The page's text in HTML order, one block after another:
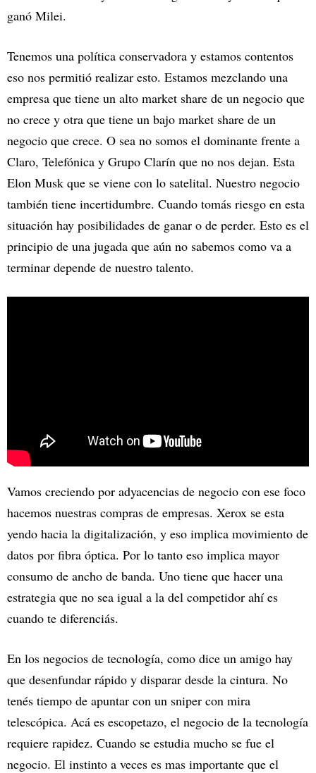
ganó Milei.
Tenemos una política conservadora y estamos contentos
eso nos permitió realizar esto. Estamos mezclando una
empresa que tiene un alto market share de un negocio que
no crece y otra que tiene un bajo market share de un
negocio que crece. O sea no somos el dominante frente a
Claro, Telefónica y Grupo Clarín que no nos dejan. Esta
Elon Musk que se viene con lo satelital. Nuestro negocio
también tiene incertidumbre. Cuando tomás riesgo en esta
situación hay posibilidades de ganar o de perder. Esto es el
principio de una jugada que aún no sabemos como va a
terminar depende de nuestro talento.
Vamos creciendo por adyacencias de negocio con ese foco
hacemos nuestras compras de empresas. Xerox se esta
yendo hacia la digitalización, y eso implica movimiento de
datos por fibra óptica. Por lo tanto eso implica mayor
consumo de ancho de banda. Uno tiene que hacer una
estrategia que no sea igual a la del competidor ahí es
cuando te diferenciás.
En los negocios de tecnología, como dice un amigo hay
que desenfundar rápido y disparar desde la cintura. No
tenés tiempo de apuntar con un sniper con mira
telescópica. Acá es escopetazo, el negocio de la tecnología
requiere rapidez. Cuando se estudia mucho se fue el
negocio. El instinto a veces es mas importante que el